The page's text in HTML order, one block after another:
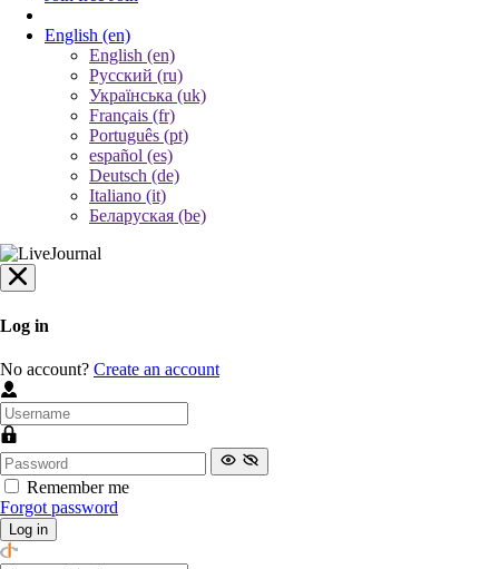
English (en)
English (en)
Русский (ru)
Українська (uk)
Français (fr)
Português (pt)
español (es)
Deutsch (de)
Italiano (it)
Беларуская (be)
Log in
No account? Create an account
Remember me
Forgot password
Log in